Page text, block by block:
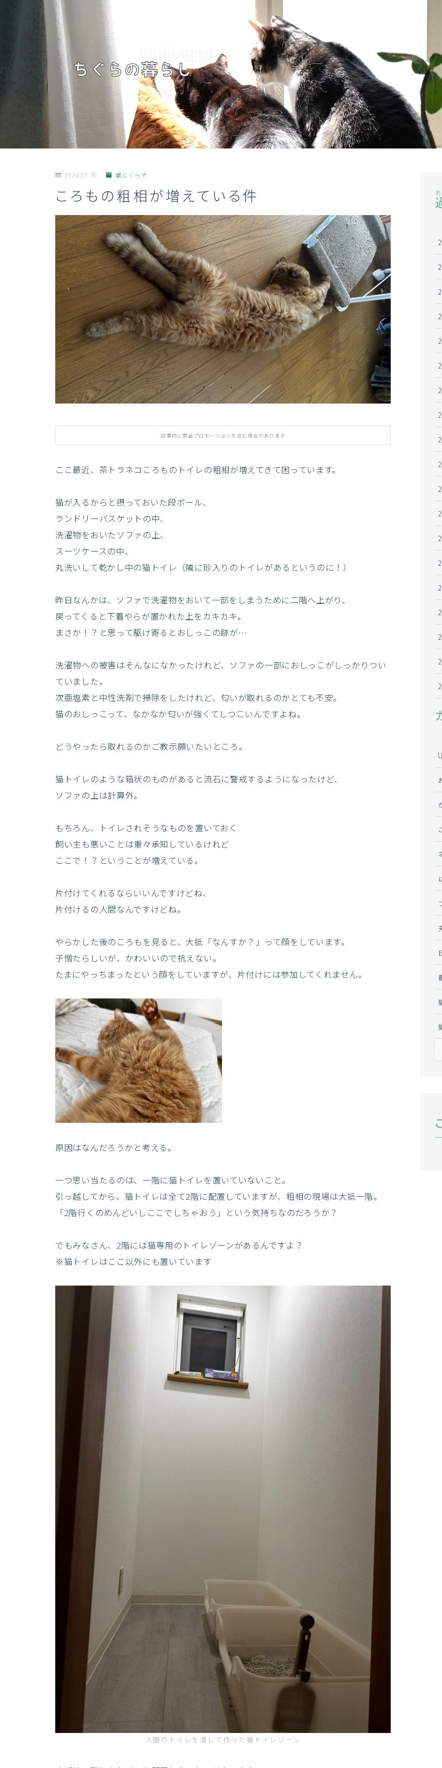
記事一覧
このブログについて
2024.07.30 猫とくらす
ころもの粗相が増えている件
記事内に商品プロモーションを含む場合があります
ここ最近、茶トラネコころものトイレの粗相が増えてきて困っています。
猫が入るからと摂っておいた段ボール、
ランドリーバスケットの中、
洗濯物をおいたソファの上、
スーツケースの中、
丸洗いして乾かし中の猫トイレ（隣に砂入りのトイレがあるというのに！）
昨日なんかは、ソファで洗濯物をおいて一部をしまうために二階へ上がり、
戻ってくると下着やらが置かれた上をカキカキ。
まさか！？と思って駆け寄るとおしっこの跡が…
洗濯物への被害はそんなになかったけれど、ソファの一部におしっこがしっかりつい
ていました。
次亜塩素と中性洗剤で掃除をしたけれど、匂いが取れるのかとても不安。
猫のおしっこって、なかなか匂いが強くてしつこいんですよね。
どうやったら取れるのかご教示願いたいところ。
猫トイレのような箱状のものがあると流石に警戒するようになったけど、
ソファの上は計算外。
もちろん、トイレされそうなものを置いておく
飼い主も悪いことは重々承知しているけれど
ここで！？ということが増えている。
片付けてくれるならいいんですけどね、
片付けるの人間なんですけどね。
やらかした後のころもを見ると、大抵「なんすか？」って顔をしています。
子憎たらしいが、かわいいので抗えない。
たまにやっちまったという顔をしていますが、片付けには参加してくれません。
原因はなんだろうかと考える。
一つ思い当たるのは、一階に猫トイレを置いていないこと。
引っ越してから、猫トイレは全て2階に配置していますが、粗相の現場は大抵一階。
「2階行くのめんどいしここでしちゃおう」という気持ちなのだろうか？
でもみなさん、2階には猫専用のトイレゾーンがあるんですよ？
※猫トイレはここ以外にも置いています
人間のトイレを潰して作った猫トイレゾーン